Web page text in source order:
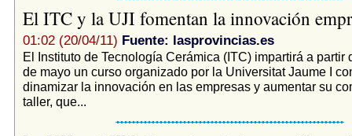
El ITC y la UJI fomentan la innovación
01:02 (20/04/11) Fuente: lasprovincias.es
El Instituto de Tecnología Cerámica (ITC) impartirá a partir
de mayo un curso organizado por la Universitat Jaume I
dinamizar la innovación en las empresas y aumentar su
taller, que...